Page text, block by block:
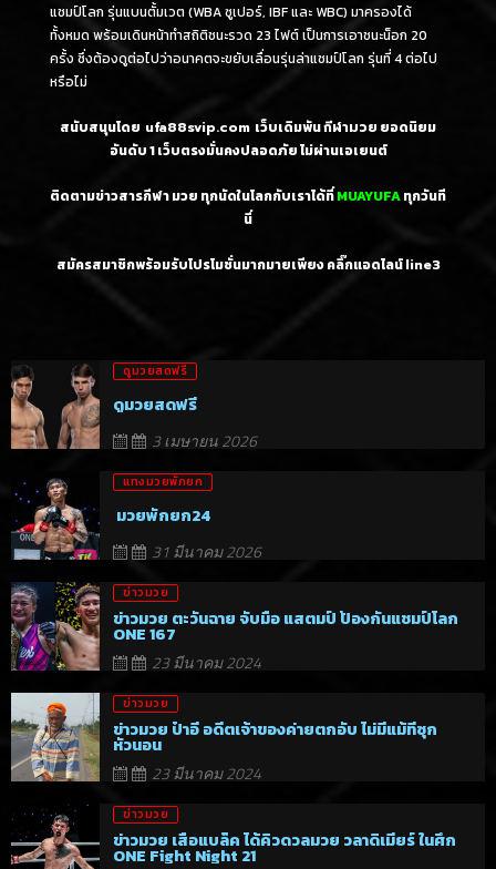
แชมป์โลก รุ่นแบนตั้มเวต (WBA ซูเปอร์, IBF และ WBC) มาครองได้
ทั้งหมด พร้อมเดินหน้าทำสถิติชนะรวด 23 ไฟต์ เป็นการเอาชนะน็อก 20
ครั้ง ซึ่งต้องดูต่อไปว่าอนาคตจะขยับเลื่อนรุ่นล่าแชมป์โลก รุ่นที่ 4 ต่อไป
หรือไม่
สนับสนุนโดย ufa88svip.com เว็บเดิมพันกีฬามวย ยอดนิยม
อันดับ 1เว็บตรงมั่นคงปลอดภัย ไม่ผ่านเอเยนต์
ติดตามข่าวสารกีฬา มวย ทุกนัดในโลกกับเราได้ที่MUAYUFAทุกวันที
นี่
สมัครสมาชิกพร้อมรับโปรโมชั่นมากมายเพียง คลิ๊กแอดไลน์line3
ดูมวยสดฟรี
ดูมวยสดฟรี
3 เมษายน 2026
แทงมวยพักยก
มวยพักยก24
31 มีนาคม 2026
ข่าวมวย
ข่าวมวย ตะวันฉาย จับมือ แสตมป์ ป้องกันแชมป์โลก
ONE 167
23 มีนาคม 2024
ข่าวมวย
ข่าวมวย ป๋าอี อดีตเจ้าของค่ายตกอับ ไม่มีแม้ที่ซุก
หัวนอน
23 มีนาคม 2024
ข่าวมวย
ข่าวมวย เสือแบล็ค ได้คิวดวลมวย วลาดิเมียร์ ในศึก
ONE Fight Night 21